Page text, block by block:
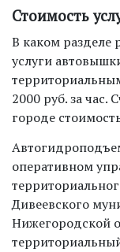
Стоимость
В каком разделе
услуги
2000 руб. за час.
городе
оперативном
Дивеевского
Нижегородской